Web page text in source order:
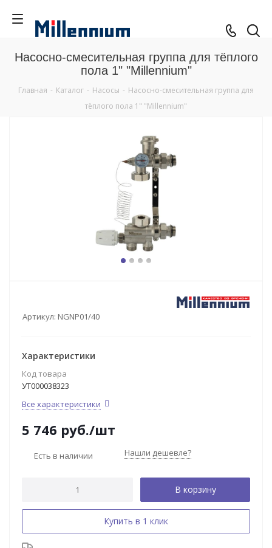
Насосно-смесительная группа для тёплого
пола 1" "Millennium"
Главная - Каталог - Насосы - Насосно-смесительная группа для
тёплого пола 1" "Millennium"
Артикул: NGNP01/40
Характеристики
Код товара
УТ000038323
Все характеристики
5 746 руб./шт
Есть в наличии Нашли дешевле?
В корзину
Купить в 1 клик